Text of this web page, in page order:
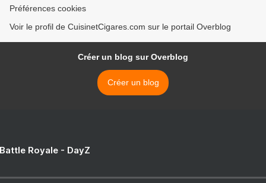
Préférences cookies
Voir le profil de CuisinetCigares.com sur le portail Overblog
Créer un blog sur Overblog
Créer un blog
Royale - DayZ